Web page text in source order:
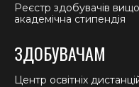
Реєстр здобувачів
академічна стипендія
ЗДОБУВАЧАМ
Центр освітніх